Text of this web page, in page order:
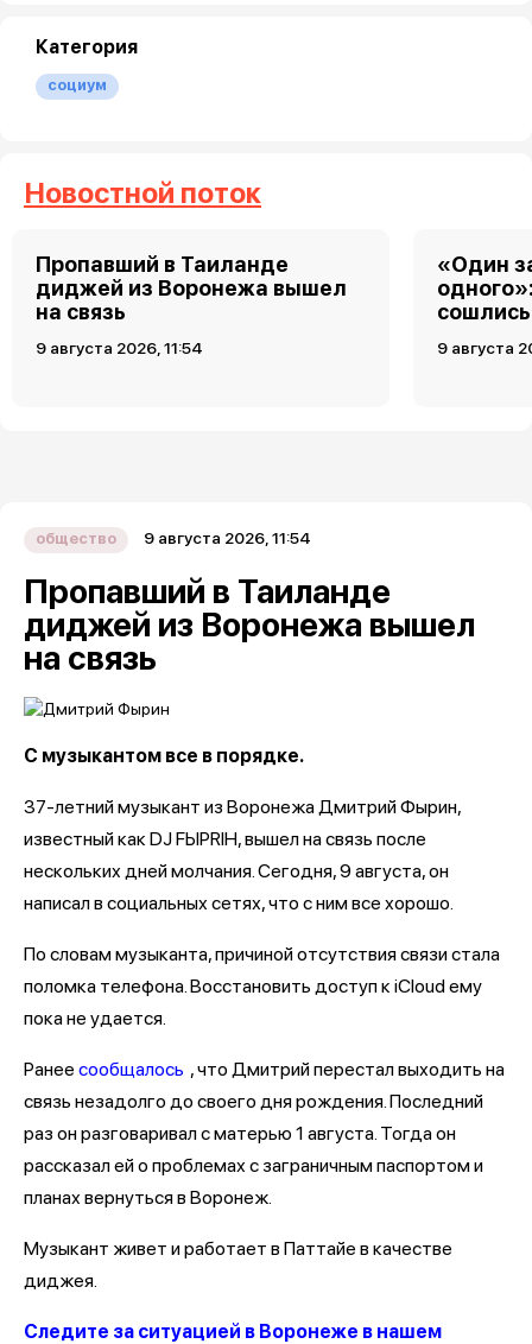
Категория
социум
Новостной поток
Пропавший в Таиланде
диджей из Воронежа вышел
на связь
9 августа 2026, 11:54
«Один
сошлись
9 августа
общество 9 августа 2026, 11:54
Пропавший в Таиланде
диджей из Воронежа вышел
на связь
С музыкантом все в порядке.
37-летний музыкант из Воронежа Дмитрий Фырин,
известный как DJ FЫРRIН, вышел на связь после
нескольких дней молчания. Сегодня, 9 августа, он
написал в социальных сетях, что с ним все хорошо.
По словам музыканта, причиной отсутствия связи стала
поломка телефона. Восстановить доступ к iCloud ему
пока не удается.
Ранее сообщалось , что Дмитрий перестал выходить на
связь незадолго до своего дня рождения. Последний
раз он разговаривал с матерью 1 августа. Тогда он
рассказал ей о проблемах с заграничным паспортом и
планах вернуться в Воронеж.
Музыкант живет и работает в Паттайе в качестве
диджея.
Следите за ситуацией в Воронеже в нашем